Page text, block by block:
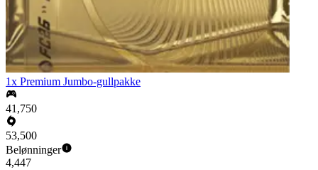
1x Premium Jumbo-gullpakke
41,750
53,500
Belønninger
4,447